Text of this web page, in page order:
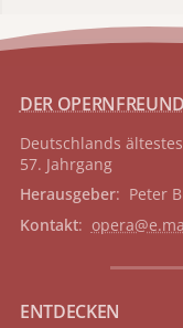
DER OPERNFREUND
Deutschlands
57. Jahrgang
Herausgeber: Peter
Kontakt:
ENTDECKEN